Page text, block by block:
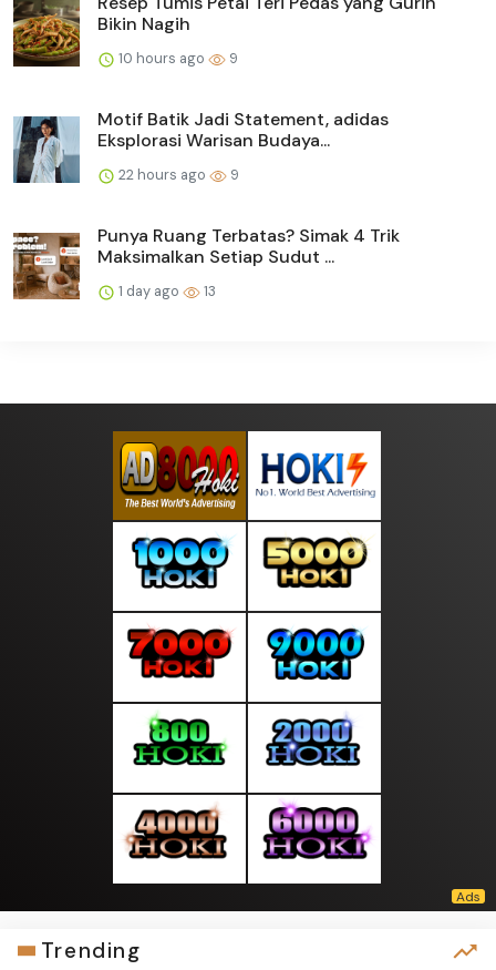
Bikin Nagih
10 hours ago 9
Motif Batik Jadi Statement, adidas
Eksplorasi Warisan Budaya...
22 hours ago 9
Punya Ruang Terbatas? Simak 4 Trik
Maksimalkan Setiap Sudut ...
1 day ago 13
Trending